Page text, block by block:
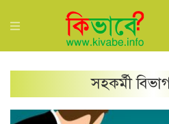
সহকর্মী